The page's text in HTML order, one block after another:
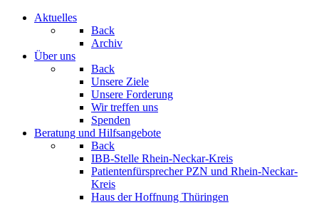
Aktuelles
Back
Archiv
Über uns
Back
Unsere Ziele
Unsere Forderung
Wir treffen uns
Spenden
Beratung und Hilfsangebote
Back
IBB-Stelle Rhein-Neckar-Kreis
Patientenfürsprecher PZN und Rhein-Neckar-
Kreis
Haus der Hoffnung Thüringen